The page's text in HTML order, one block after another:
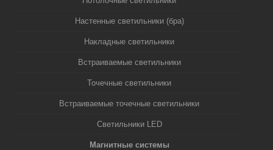
Настенные светильники (бра)
Накладные светильники
Встраиваемые светильники
Точечные светильники
Встраиваемые точечные светильники
Светильники LED
Магнитные системы